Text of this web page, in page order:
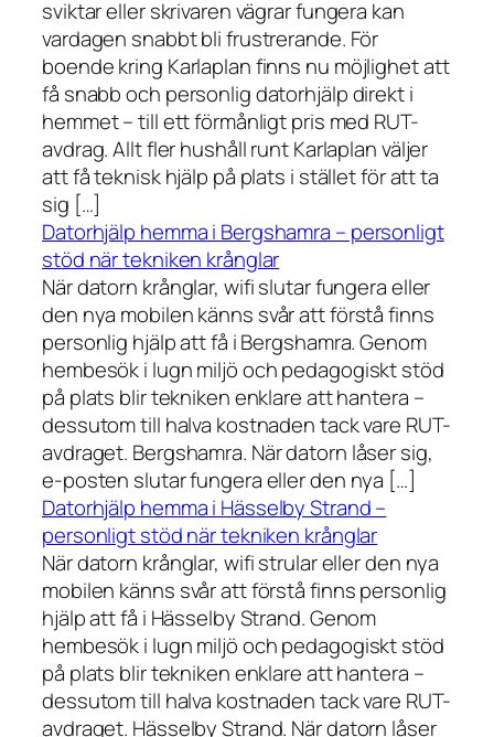
sviktar eller skrivaren vägrar fungera kan
vardagen snabbt bli frustrerande. För
boende kring Karlaplan finns nu möjlighet att
få snabb och personlig datorhjälp direkt i
hemmet – till ett förmånligt pris med RUT-
avdrag. Allt fler hushåll runt Karlaplan väljer
att få teknisk hjälp på plats i stället för att ta
sig […]
Datorhjälp hemma i Bergshamra – personligt
stöd när tekniken krånglar
När datorn krånglar, wifi slutar fungera eller
den nya mobilen känns svår att förstå finns
personlig hjälp att få i Bergshamra. Genom
hembesök i lugn miljö och pedagogiskt stöd
på plats blir tekniken enklare att hantera –
dessutom till halva kostnaden tack vare RUT-
avdraget. Bergshamra. När datorn låser sig,
e-posten slutar fungera eller den nya […]
Datorhjälp hemma i Hässelby Strand –
personligt stöd när tekniken krånglar
När datorn krånglar, wifi strular eller den nya
mobilen känns svår att förstå finns personlig
hjälp att få i Hässelby Strand. Genom
hembesök i lugn miljö och pedagogiskt stöd
på plats blir tekniken enklare att hantera –
dessutom till halva kostnaden tack vare RUT-
avdraget. Hässelby Strand. När datorn låser